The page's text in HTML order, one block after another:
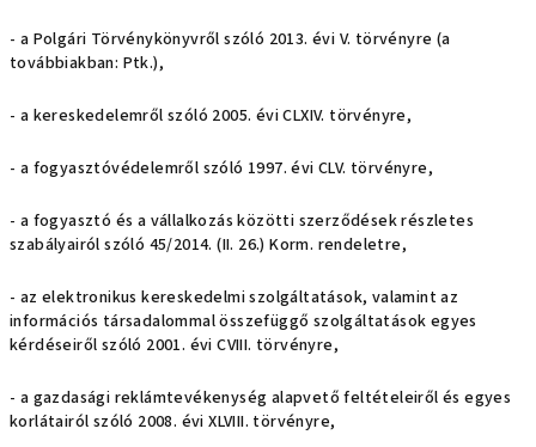
- a Polgári Törvénykönyvről szóló 2013. évi V. törvényre (a
továbbiakban: Ptk.),
- a kereskedelemről szóló 2005. évi CLXIV. törvényre,
- a fogyasztóvédelemről szóló 1997. évi CLV. törvényre,
- a fogyasztó és a vállalkozás közötti szerződések részletes
szabályairól szóló 45/2014. (II. 26.) Korm. rendeletre,
- az elektronikus kereskedelmi szolgáltatások, valamint az
információs társadalommal összefüggő szolgáltatások egyes
kérdéseiről szóló 2001. évi CVIII. törvényre,
- a gazdasági reklámtevékenység alapvető feltételeiről és egyes
korlátairól szóló 2008. évi XLVIII. törvényre,